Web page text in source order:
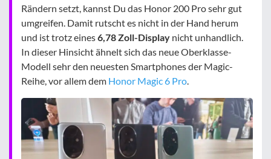
Rändern setzt, kannst Du das Honor 200 Pro sehr gut
umgreifen. Damit rutscht es nicht in der Hand herum
und ist trotz eines6,78 Zoll-Display nicht unhandlich.
In dieser Hinsicht ähnelt sich das neue Oberklasse-
Modell sehr den neuesten Smartphones der Magic-
Reihe, vor allem dem Honor Magic 6 Pro.